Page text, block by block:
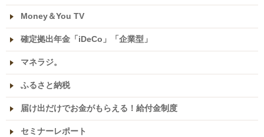
Money＆You TV
確定拠出年金「iDeCo」「企業型」
マネラジ。
ふるさと納税
届け出だけでお金がもらえる！給付金制度
セミナーレポート